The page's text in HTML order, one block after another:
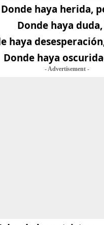
Donde haya herida,
Donde haya
haya
Donde haya
- Advertisement -